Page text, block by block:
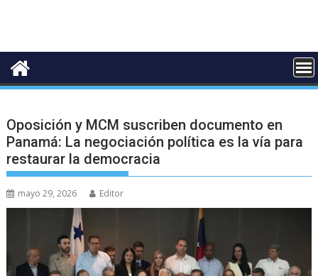
Oposición y MCM suscriben documento en
Panamá: La negociación política es la vía para
restaurar la democracia
mayo 29, 2026 Editor